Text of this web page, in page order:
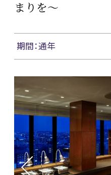
まりを～
期間：通年